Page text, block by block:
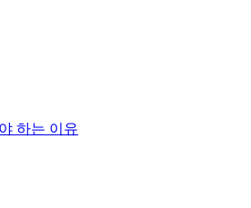
하는 이유